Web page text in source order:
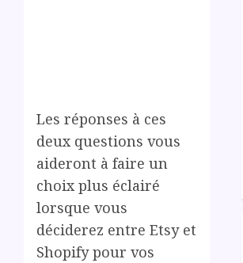
Les réponses à ces
deux questions vous
aideront à faire un
choix plus éclairé
lorsque vous
déciderez entre Etsy et
Shopify pour vos